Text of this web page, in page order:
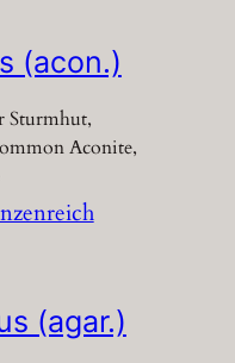
(acon.)
Sturmhut,
Aconite,
(agar.)